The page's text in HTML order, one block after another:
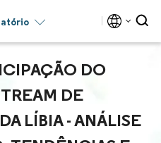
DO
DE
LÍBIA - ANÁLISE